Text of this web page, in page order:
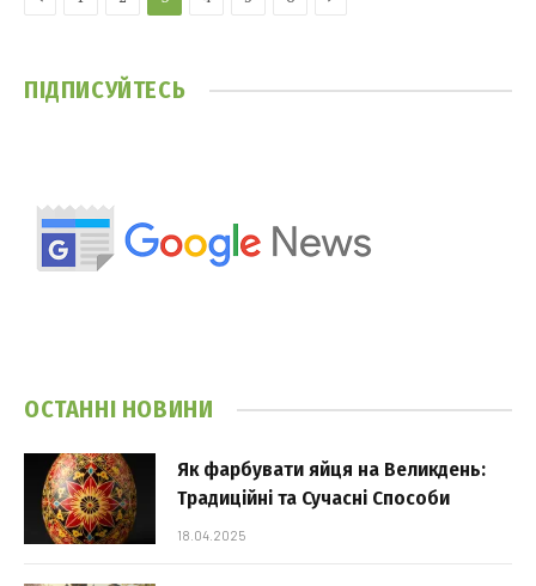
ПІДПИСУЙТЕСЬ
ОСТАННІ НОВИНИ
Як фарбувати яйця на Великдень:
Традиційні та Сучасні Способи
18.04.2025